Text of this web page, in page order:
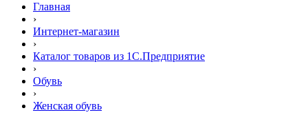
Главная
›
Интернет-магазин
›
Каталог товаров из 1С.Предприятие
›
Обувь
›
Женская обувь